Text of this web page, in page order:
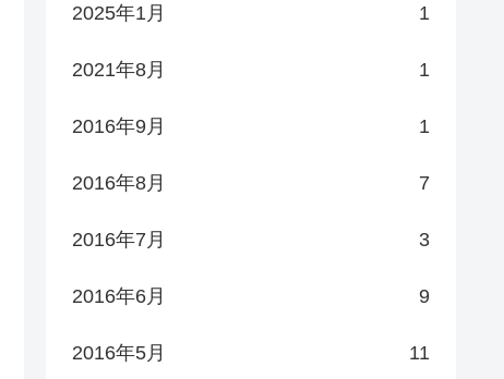
2025年1月 1
2021年8月 1
2016年9月 1
2016年8月 7
2016年7月 3
2016年6月 9
2016年5月 11